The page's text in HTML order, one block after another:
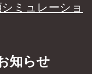
ミュレーショ
知らせ